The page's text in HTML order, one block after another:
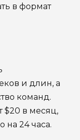
в формат
и длин, а
команд.
$20 в месяц,
на 24 часа.